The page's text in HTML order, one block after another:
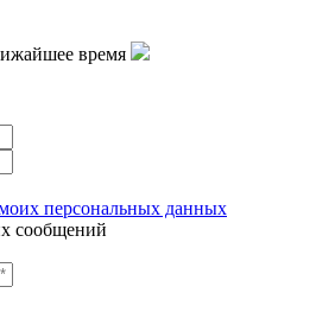
время
персональных данных
сообщений